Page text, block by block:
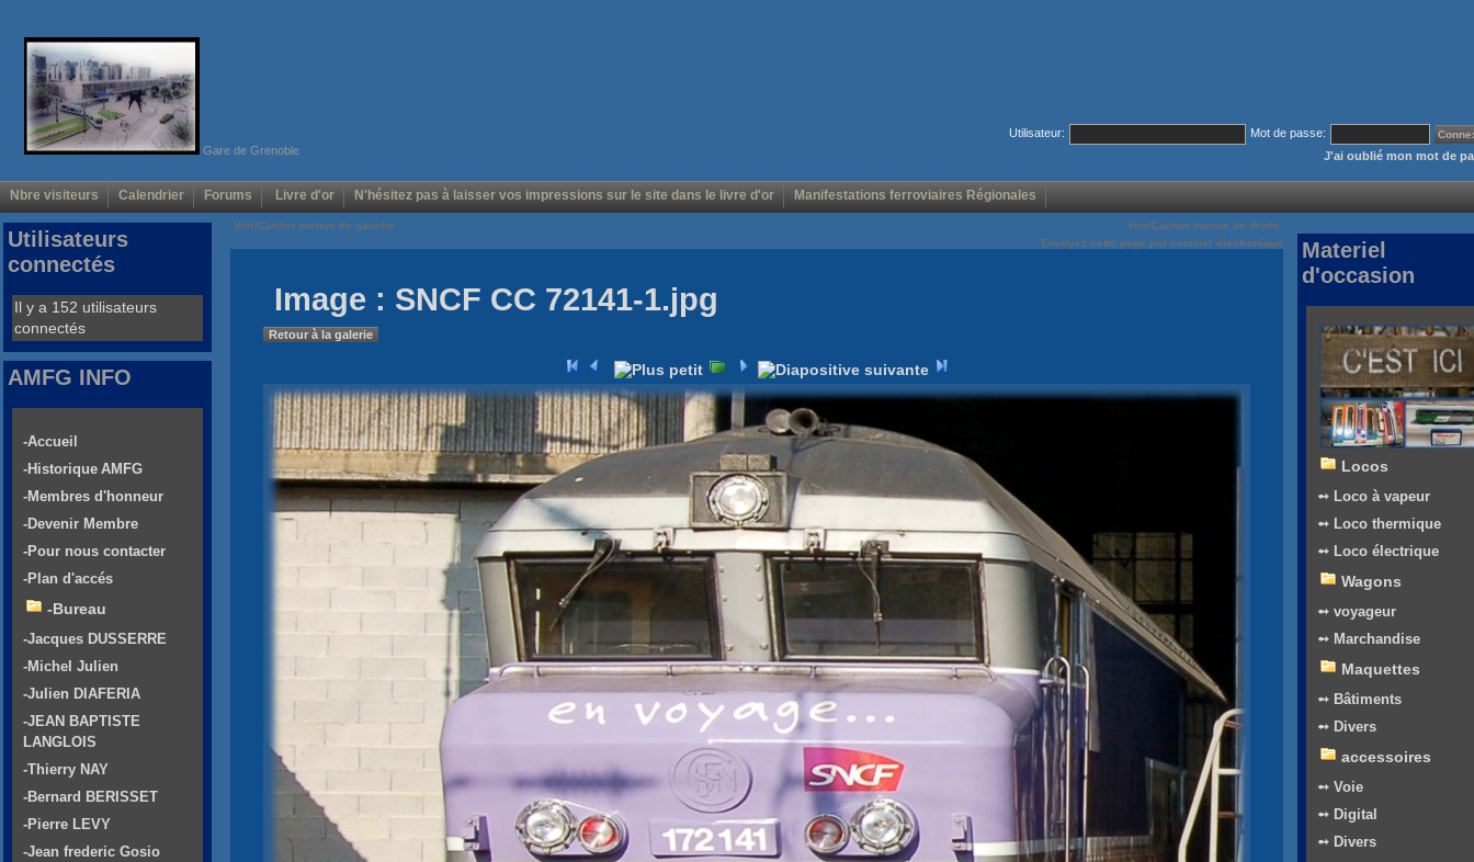
Gare de Grenoble
Utilisateur:
Mot de passe:
J'ai oublié mon mot de
Nbre visiteurs Calendrier Forums Livre d'or N'hésitez pas à laisser vos impressions sur le site dans le livre d'or Manifestations ferroviaires Régionales
Voir/Cacher menus de gauche
Voir/Cacher menus de droite
Envoyez cette page par courrier électronique
Image : SNCF CC 72141-1.jpg
Retour à la galerie
Utilisateurs
connectés
Il y a 152 utilisateurs
connectés
AMFG INFO
-Accueil
-Historique AMFG
-Membres d'honneur
-Devenir Membre
-Pour nous contacter
-Plan d'accés
-Bureau
-Jacques DUSSERRE
-Michel Julien
-Julien DIAFERIA
-JEAN BAPTISTE
LANGLOIS
-Thierry NAY
-Bernard BERISSET
-Pierre LEVY
-Jean frederic Gosio
Materiel
d'occasion
Locos
➻ Loco à vapeur
➻ Loco thermique
➻ Loco électrique
Wagons
➻ voyageur
➻ Marchandise
Maquettes
➻ Bâtiments
➻ Divers
accessoires
➻ Voie
➻ Digital
➻ Divers